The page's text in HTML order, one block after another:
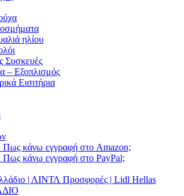
ηλίου
Συσκευές
– Εξοπλισμός
Εισιτήρια
Πως κάνω εγγραφή στο Amazon;
Πως κάνω εγγραφή στο PayPal;
| ΛΙΝΤΛ Προσφορές | Lidl Hellas